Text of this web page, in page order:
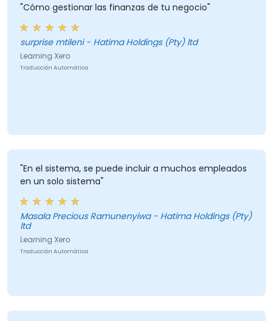
"Cómo gestionar las finanzas de tu negocio"
surprise mtileni - Hatima Holdings (Pty) ltd
Learning Xero
Traducción Automática
"En el sistema, se puede incluir a muchos empleados
en un solo sistema"
Masala Precious Ramunenyiwa - Hatima Holdings (Pty)
ltd
Learning Xero
Traducción Automática